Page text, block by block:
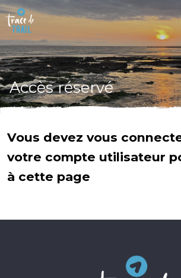
Accès réservé
Vous devez vous
votre compte utilisateur
à cette page